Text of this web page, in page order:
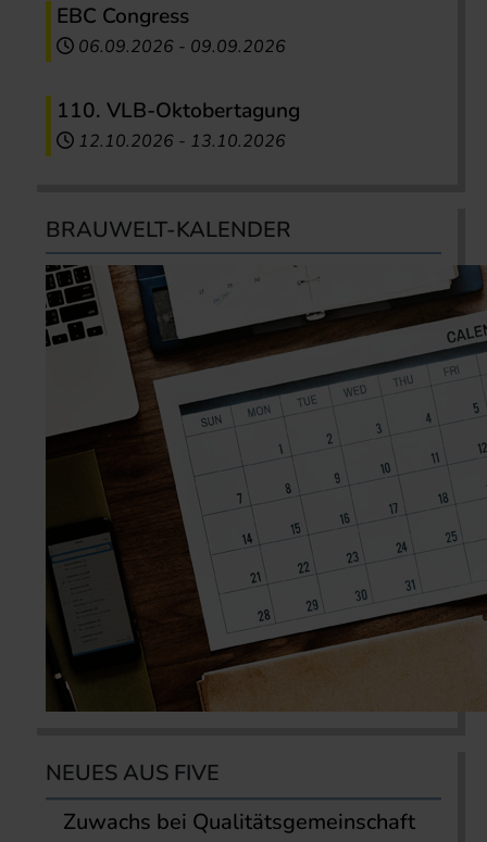
EBC Congress
06.09.2026 - 09.09.2026
110. VLB-Oktobertagung
12.10.2026 - 13.10.2026
BRAUWELT-KALENDER
NEUES AUS FIVE
Zuwachs bei Qualitätsgemeinschaft